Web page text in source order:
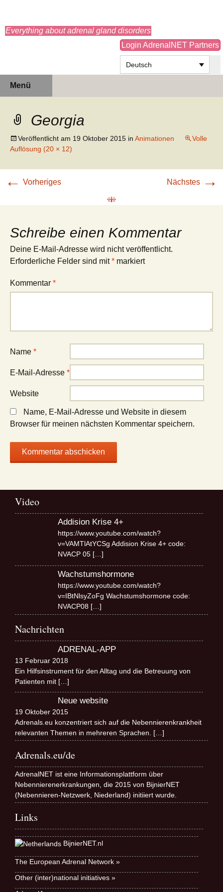
Everything about adrenal gland disorders
Login AdrenalNET Partners
Deutsch
Menü
Georgia
Veröffentlicht am 19 Oktober 2015 in Animationen
Volle
Auflösung (20 × 12)
← Vorheriges Nächstes →
Schreibe einen Kommentar
Deine E-Mail-Adresse wird nicht veröffentlicht.
Erforderliche Felder sind mit* markiert
Kommentar *
Name *
E-Mail-Adresse *
Website
Name, E-Mail-Adresse und Website in diesem
Browser für meinen nächsten Kommentar speichern.
Video
Addision Krise 4+
https://www.youtube.com/watch?
v=VAMTlAtYCSg Addision Krise 4+ code:
NVACP 05[…]
Wachstumshormone
https://www.youtube.com/watch?
v=IBtNlsyZoFg Wachstumshormone code:
NVACP08 […]
Nachrichten
ADRENAL-APP
13 Februar 2018
Ein Hilfsinstrument für den Alltag und die Betreuung von
Patienten mit […]
Neue website
19 Oktober 2015
Adrenals.eu konzentriert sich auf die Nebennierenkrankheit
relevanten Themen in mehreren Sprachen. […]
Adrenals.eu/de
AdrenalNET ist eine Informationsplattform über
Nebennierenerkrankungen, die 2015 von BijnierNET
(Nebennieren-Netzwerk, Niederland) initiiert wurde.
Links
BijnierNET.nl
The European Adrenal Network »
Other (inter)national initiatives »